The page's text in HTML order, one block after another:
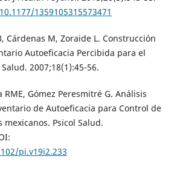
1359105315573471
Cárdenas M, Zoraide L. Construcción
Autoeficacia Percibida para el
2007;18(1):45-56.
RME, Gómez Peresmitré G. Análisis
de Autoeficacia para Control de
mexicanos. Psicol Salud.
pi.v19i2.233